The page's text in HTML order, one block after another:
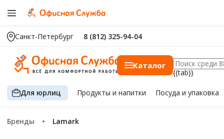
Санкт-Петербург 8 (812) 325-94-04
Каталог
{{tab}}
Для юрлиц Продуктыи напитки Посуда и упаковка
Бренды Lamark